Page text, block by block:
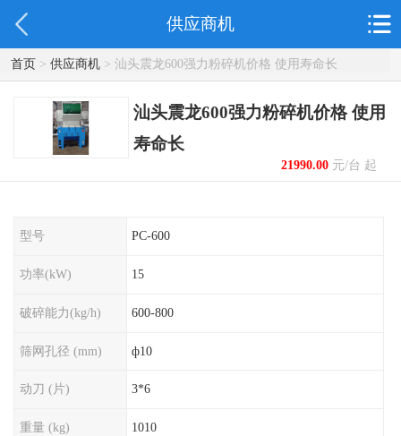
供应商机
首页> 供应商机> 汕头震龙600强力粉碎机价格 使用寿命长
汕头震龙600强力粉碎机价格 使用
寿命长
21990.00元/台 起
型号 PC-600
功率(kW) 15
破碎能力(kg/h) 600-800
筛网孔径 (mm) ф10
动刀 (片) 3*6
重量 (kg) 1010